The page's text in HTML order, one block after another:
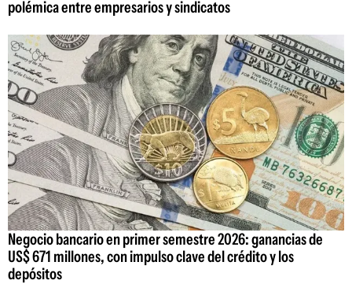
polémica entre empresarios y sindicatos
Negocio bancario en primer semestre 2026: ganancias de
US$ 671 millones, con impulso clave del crédito y los
depósitos